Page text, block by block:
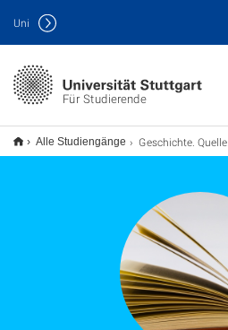
Für Studierende
Uni
Alle Studiengänge Geschichte. Quellen und Deutungen M.A.